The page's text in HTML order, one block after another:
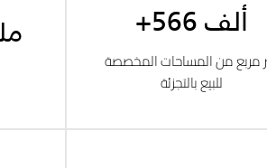
ألف
مربع من المساحات المخصصة
للبيع بالتجزئة